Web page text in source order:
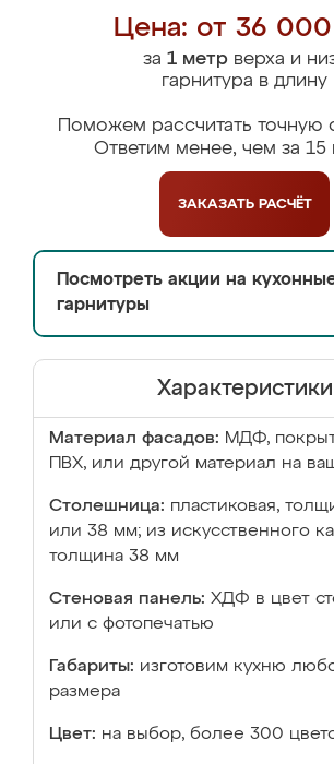
Цена: от 36
за 1 метрверха и
гарнитура в длину
Поможем рассчитать точную
Ответим менее, чем за 15
ЗАКАЗАТЬ РАСЧЁТ
Посмотреть акции на
гарнитуры
Характеристики
Материал фасадов: МДФ,
ПВХ, или другой материал на
Столешница: пластиковая,
или 38 мм; из искусственного
толщина 38 мм
Стеновая панель: ХДФ в цвет
или с фотопечатью
Габариты: изготовим кухню
размера
Цвет: на выбор, более 300